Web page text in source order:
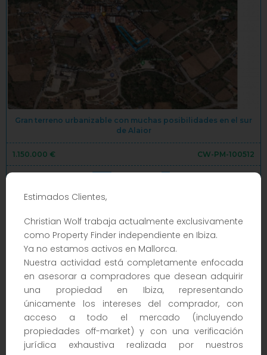
Estimados Clientes,
Christian Wolf trabaja actualmente exclusivamente
como Property Finder independiente en Ibiza.
Ya no estamos activos en Mallorca.
Nuestra actividad está completamente enfocada
en asesorar a compradores que desean adquirir
una propiedad en Ibiza, representando
únicamente los intereses del comprador, con
acceso a todo el mercado (incluyendo
propiedades off-market) y con una verificación
jurídica exhaustiva realizada por nuestros
Gran terreno urbanizable con muchas posibilidades en el sur
de Alaior
1.150.000 € CW-PM-100512
2026m²
DETALLES